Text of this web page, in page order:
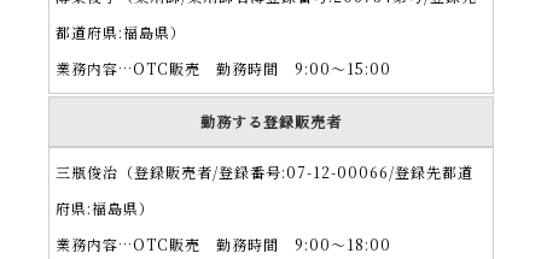
都道府県:福島県）
業務内容…OTC販売 勤務時間 9:00～15:00
勤務する登録販売者
三瓶俊治（登録販売者/登録番号:07-12-00066/登録先都道
府県:福島県）
業務内容…OTC販売 勤務時間 9:00～18:00